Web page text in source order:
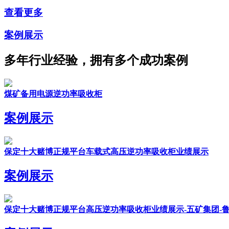
查看更多
案例展示
多年行业经验，拥有多个成功案例
煤矿备用电源逆功率吸收柜
案例展示
保定十大赌博正规平台车载式高压逆功率吸收柜业绩展示
案例展示
保定十大赌博正规平台高压逆功率吸收柜业绩展示-五矿集团-